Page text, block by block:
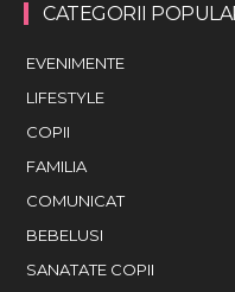
CATEGORII
EVENIMENTE
LIFESTYLE
COPII
FAMILIA
COMUNICAT
BEBELUSI
SANATATE COPII